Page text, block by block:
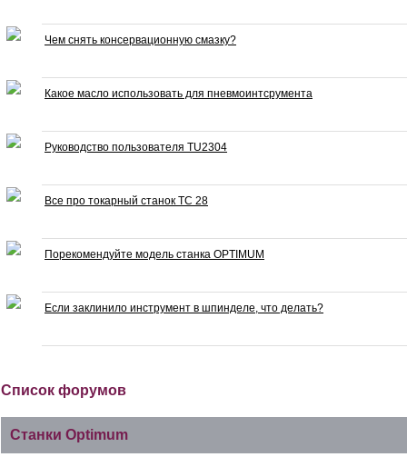
Чем снять консервационную смазку?
Какое масло использовать для пневмоинтсрумента
Руководство пользователя TU2304
Все про токарный станок ТС 28
Порекомендуйте модель станка OPTIMUM
Если заклинило инструмент в шпинделе, что делать?
Список форумов
Станки Optimum